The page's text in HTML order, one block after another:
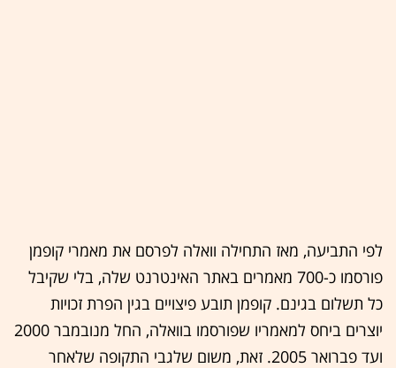
לפי התביעה, מאז התחילה וואלה לפרסם את מאמרי קופמן
פורסמו כ-700 מאמרים באתר האינטרנט שלה, בלי שקיבל
כל תשלום בגינם. קופמן תובע פיצויים בגין הפרת זכויות
יוצרים ביחס למאמריו שפורסמו בוואלה, החל מנובמבר 2000
ועד פברואר 2005. זאת, משום שלגבי התקופה שלאחר